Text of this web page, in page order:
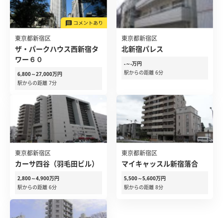
東京都新宿区
ザ・パークハウス西新宿タ
ワー６０
6,800～27,000万円
駅からの距離 7分
東京都新宿区
北新宿パレス
-～-万円
駅からの距離 6分
東京都新宿区
カーサ四谷（羽毛田ビル）
2,800～4,900万円
駅からの距離 6分
東京都新宿区
マイキャッスル新宿落合
5,500～5,600万円
駅からの距離 8分